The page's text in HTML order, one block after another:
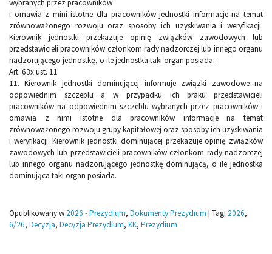
wybranych przez pracowników
i omawia z mini istotne dla pracowników jednostki informacje na temat
zrównoważonego rozwoju oraz sposoby ich uzyskiwania i weryfikacji.
Kierownik jednostki przekazuje opinię związków zawodowych lub
przedstawicieli pracowników członkom rady nadzorczej lub innego organu
nadzorującego jednostkę, o ile jednostka taki organ posiada.
Art. 63x ust. 11
11. Kierownik jednostki dominującej informuje związki zawodowe na
odpowiednim szczeblu a w przypadku ich braku przedstawicieli
pracowników na odpowiednim szczeblu wybranych przez pracowników i
omawia z nimi istotne dla pracowników informacje na temat
zrównoważonego rozwoju grupy kapitałowej oraz sposoby ich uzyskiwania
i weryfikacji. Kierownik jednostki dominującej przekazuje opinię związków
zawodowych lub przedstawicieli pracowników członkom rady nadzorczej
lub innego organu nadzorującego jednostkę dominującą, o ile jednostka
dominująca taki organ posiada.
Opublikowany w 2026 - Prezydium, Dokumenty Prezydium | Tagi 2026,
6/26, Decyzja, Decyzja Prezydium, KK, Prezydium